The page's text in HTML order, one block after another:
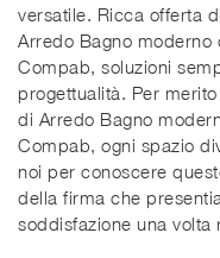
versatile. Ricca offerta
Arredo Bagno
Compab, soluzioni
progettualità. Per
di Arredo Bagno
Compab, ogni spazio
noi per conoscere
della firma che
soddisfazione una volta